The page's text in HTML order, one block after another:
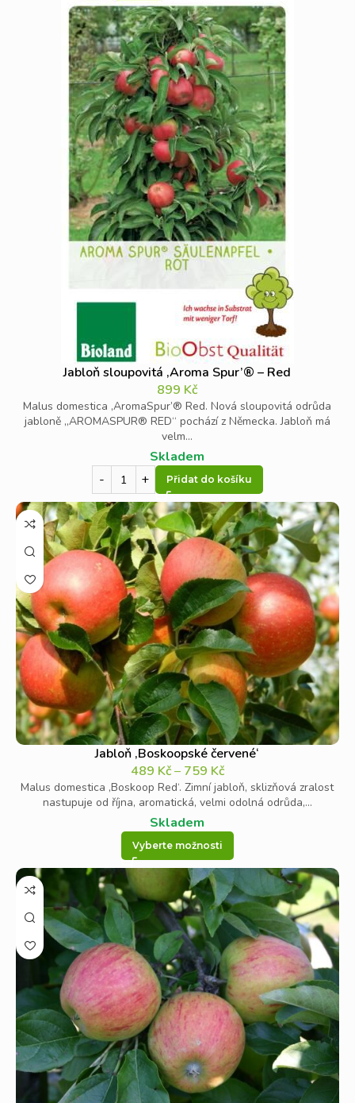
Jabloň sloupovitá ‚Aroma Spur’® – Red
899 Kč
Malus domestica ‚AromaSpur’® Red. Nová sloupovitá odrůda
jabloně „AROMASPUR® RED“ pochází z Německa. Jabloň má
velm...
Skladem
Přidat do košíku
Jabloň ‚Boskoopské červené‘
489 Kč– 759 Kč
Malus domestica ‚Boskoop Red‘. Zimní jabloň, sklizňová zralost
nastupuje od října, aromatická, velmi odolná odrůda,...
Skladem
Vyberte možnosti